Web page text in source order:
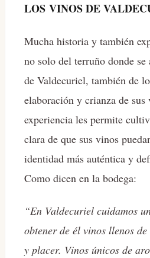
LOS VINOS DE
Mucha historia y también
no solo del terruño donde
de Valdecuriel, también de
elaboración y crianza de sus
experiencia les permite
clara de que sus vinos
identidad más auténtica y
Como dicen en la bodega:
“En Valdecuriel cuidamos
obtener de él vinos llenos
y placer. Vinos únicos de